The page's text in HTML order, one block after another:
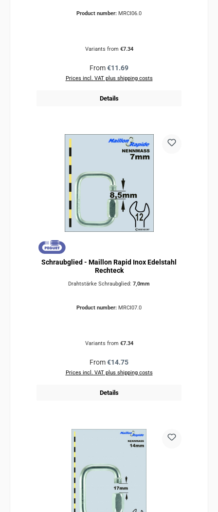
Product number: MRCI06.0
Variants from €7.34
Regular price:
From€11.69
Prices incl. VAT plus shipping costs
Details
Schraubglied - Maillon Rapid Inox Edelstahl
Rechteck
Drahtstärke Schraubglied: 7,0mm
Product number: MRCI07.0
Variants from €7.34
Regular price:
From€14.75
Prices incl. VAT plus shipping costs
Details